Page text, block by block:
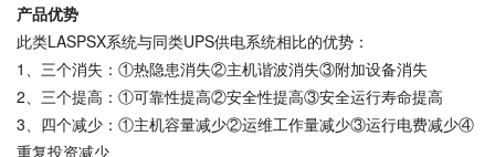
产品优势
此类LASPSX系统与同类UPS供电系统相比的优势：
1、三个消失：①热隐患消失②主机谐波消失③附加设备消失
2、三个提高：①可靠性提高②安全性提高③安全运行寿命提高
3、四个减少：①主机容量减少②运维工作量减少③运行电费减少④
重复投资减少